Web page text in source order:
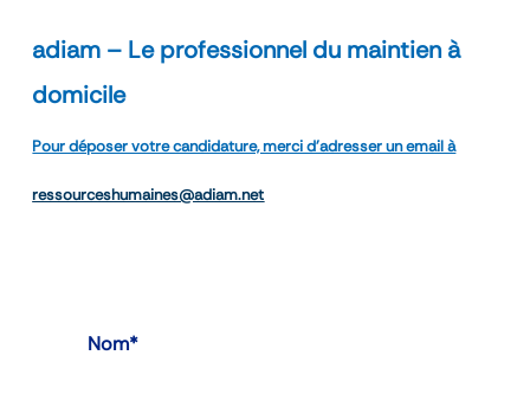
adiam – Le professionnel du maintien à
domicile
Pour déposer votre candidature, merci d’adresser un email à
ressourceshumaines@adiam.net